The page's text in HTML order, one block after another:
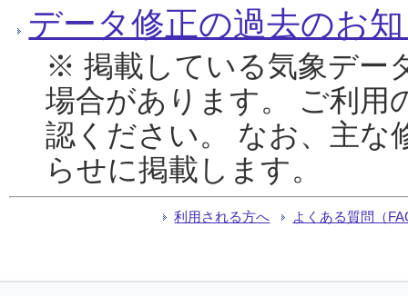
データ修正の過去のお
※ 掲載している気象デー
場合があります。 ご利用
認ください。 なお、主な
らせに掲載します。
利用される方へ よくある質問（